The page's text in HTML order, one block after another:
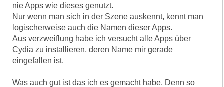
nie Apps wie dieses genutzt.
Nur wenn man sich in der Szene auskennt, kennt man
logischerweise auch die Namen dieser Apps.
Aus verzweiflung habe ich versucht alle Apps über
Cydia zu installieren, deren Name mir gerade
eingefallen ist.
Was auch gut ist das ich es gemacht habe. Denn so